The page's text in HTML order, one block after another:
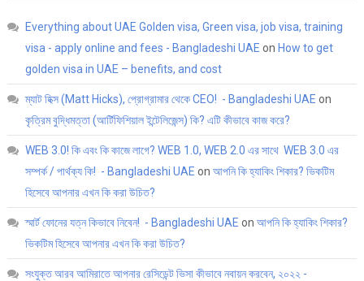
Everything about UAE Golden visa, Green visa, job visa, training
visa - apply online and fees - Bangladeshi UAE on How to get
golden visa in UAE – benefits, and cost
ম্যাট হিক্স (Matt Hicks), প্রোগ্রামার থেকে CEO! - Bangladeshi UAE on
কৃত্রিম বুদ্ধিমত্তা (আর্টিফিশিয়াল ইন্টেলিজেন্স) কি? এটি কীভাবে কাজ করে?
WEB 3.0! কি এবং কি কাজে লাগে? WEB 1.0, WEB 2.0 এর সাথে WEB 3.0 এর
সম্পর্ক / পার্থক্য কি! - Bangladeshi UAE on আপনি কি হ্যাকিং শিকার? ভিকটিম
হিসেবে আপনার এখন কি করা উচিত?
স্মার্ট ফোনের যত্ন কিভাবে নিবেন! - Bangladeshi UAE on আপনি কি হ্যাকিং শিকার?
ভিকটিম হিসেবে আপনার এখন কি করা উচিত?
সংযুক্ত আরব আমিরাতে আপনার রেসিডেন্ট ভিসা কীভাবে নবায়ন করবেন, ২০২২ -